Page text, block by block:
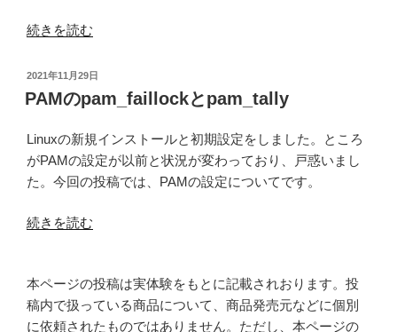
す
イ
ラ
リ
2.2.1
開”
の
外
生
状
を
遠
隔
測
#4
ラ
イ
“PAM
pam_faillock
の
定”
の
続きを読む
投
稿
日:
2021年11月29日
PAMのpam_faillockとpam_tally
Linuxの新規インストールと初期設定をしました。ところ
がPAMの設定が以前と状況が変わっており、戸惑いまし
た。今回の投稿では、PAMの設定についてです。
“PAM
と
pam_tally”
の
続きを読む
本ページの投稿は実体験をもとに記載されおります。投
稿内で扱っている商品について、商品発売元などに個別
に依頼されたものではありません。ただし、本ページの